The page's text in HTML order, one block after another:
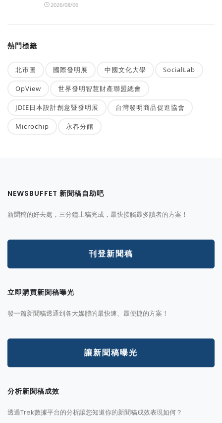
2026/08/06
熱門標籤
北市圖 國際發明展 中國文化大學 SocialLab
OpView 世界發明智慧財產聯盟總會
JDIE日本設計創意暨發明展 台灣發明商品促進協會
Microchip 永春分館
NEWSBUFFET 新聞稿自助吧
新聞稿的好去處，三分鐘上稿完成，最快接觸最多讀者的方案！
刊登新聞稿
立即購買新聞稿曝光
發一篇新聞稿透通到各大媒體的最快速、最便捷的方案！
讓新聞稿曝光
分析新聞稿成效
透過Trek數據平台的分析讓您知道你的新聞稿成效表現如何？